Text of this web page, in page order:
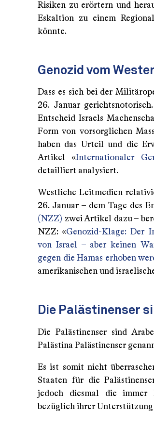
Risiken zu erörtern und
Eskaltion zu einem
könnte.
Genozid vom
Dass es sich bei der
26. Januar
Entscheid Israels
Form von vorsorglichen
haben das Urteil und die
Artikel «Internationaler
detailliert analysiert.
Westliche Leitmedien
26. Januar – dem Tage des
(NZZ) zwei Artikel dazu –
NZZ: «Genozid-Klage: Der
von Israel – aber keinen
gegen die Hamas erhoben
amerikanischen und
Die Palästinenser
Die Palästinenser sind
Palästina Palästinenser
Es ist somit nicht
Staaten für die
jedoch diesmal die immer
bezüglich ihrer